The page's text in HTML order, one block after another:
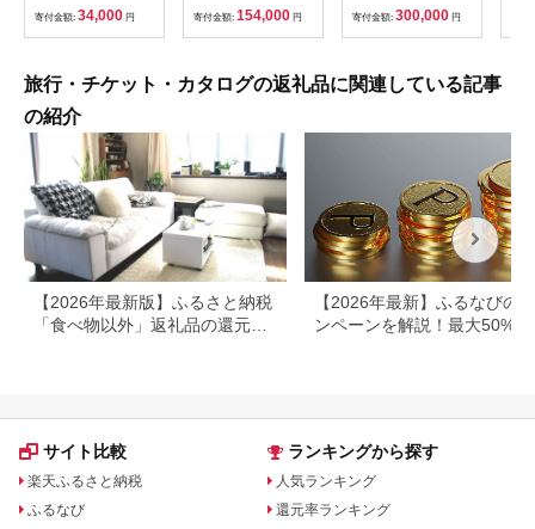
ケア リラクゼーショ
ン 施設 宿泊 家族連れ
長野県 塩尻市
寄付金額: 34,000 円
ト 利用券 ペア 体験
乗馬 初心者歓迎〔P-
100〕
寄付金額: 154,000 円
群馬県 首都圏 F20E-
350
寄付金額: 300,000 円
旅行・チケット・カタログの返礼品に関連している記事
の紹介
【2026年最新版】ふるさと納税
「食べ物以外」返礼品の還元率
【2026年最新】ふるなびの
ンペーンを解説！最大50%還
サイト比較
楽天ふるさと納税
ふるなび
ランキングから探す
人気ランキング
還元率ランキング